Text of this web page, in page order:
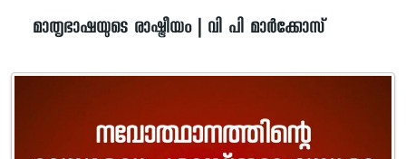
മാതൃഭാഷയുടെ രാഷ്ട്രീയം | വി പി മാർക്കോസ്